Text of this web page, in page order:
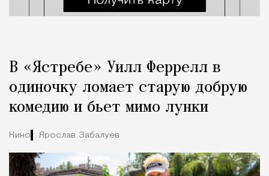
В «Ястребе» Уилл Феррелл в
одиночку ломает старую добрую
комедию и бьет мимо лунки
Кино Ярослав Забалуев